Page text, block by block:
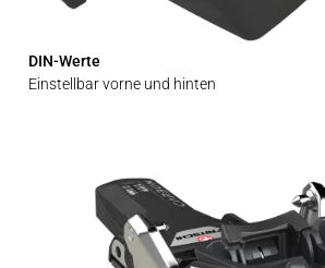
DIN-Werte
Einstellbar vorne und hinten